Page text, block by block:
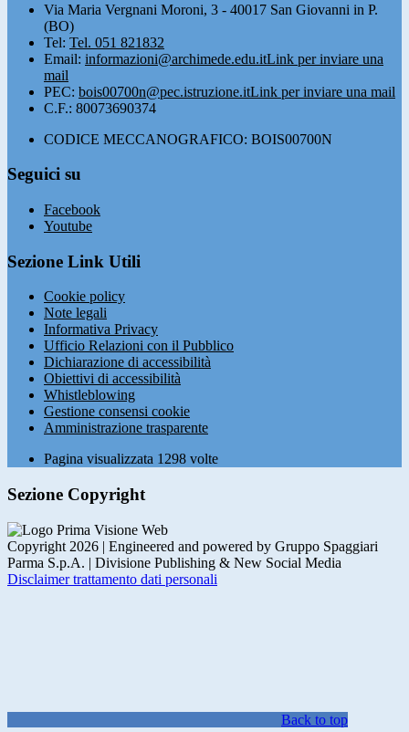
Via Maria Vergnani Moroni, 3 - 40017 San Giovanni in P.
(BO)
Tel: Tel. 051 821832
Email: informazioni@archimede.edu.itLink per inviare una
mail
PEC: bois00700n@pec.istruzione.itLink per inviare una mail
C.F.: 80073690374
CODICE MECCANOGRAFICO: BOIS00700N
Seguici su
Facebook
Youtube
Sezione Link Utili
Cookie policy
Note legali
Informativa Privacy
Ufficio Relazioni con il Pubblico
Dichiarazione di accessibilità
Obiettivi di accessibilità
Whistleblowing
Gestione consensi cookie
Amministrazione trasparente
Pagina visualizzata 1298 volte
Sezione Copyright
Copyright 2026 | Engineered and powered by Gruppo Spaggiari
Parma S.p.A. | Divisione Publishing & New Social Media
Disclaimer trattamento dati personali
Back to top